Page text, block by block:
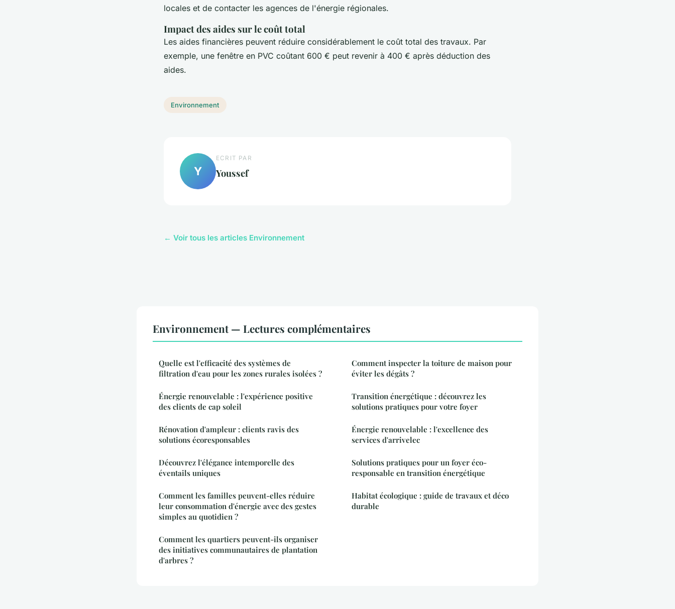
locales et de contacter les agences de l'énergie régionales.
Impact des aides sur le coût total
Les aides financières peuvent réduire considérablement le coût total des travaux. Par
exemple, une fenêtre en PVC coûtant 600 € peut revenir à 400 € après déduction des
aides.
Environnement
Y
ECRIT PAR
Youssef
← Voir tous les articles Environnement
Environnement — Lectures complémentaires
Quelle est l'efficacité des systèmes de
filtration d'eau pour les zones rurales isolées ?
Énergie renouvelable : l'expérience positive
des clients de cap soleil
Rénovation d'ampleur : clients ravis des
solutions écoresponsables
Découvrez l'élégance intemporelle des
éventails uniques
Comment les familles peuvent-elles réduire
leur consommation d'énergie avec des gestes
simples au quotidien ?
Comment les quartiers peuvent-ils organiser
des initiatives communautaires de plantation
d'arbres ?
Comment inspecter la toiture de maison pour
éviter les dégâts ?
Transition énergétique : découvrez les
solutions pratiques pour votre foyer
Énergie renouvelable : l'excellence des
services d'arrivelec
Solutions pratiques pour un foyer éco-
responsable en transition énergétique
Habitat écologique : guide de travaux et déco
durable